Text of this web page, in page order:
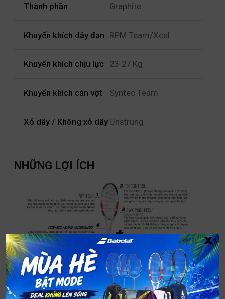
Thành phần Graphite
Khuyến khích dây đan RPM Team/Xcel
Khuyến khích chịu lực 23-27 Kg
Khuyến khích cán vợt Syntec Team
Xỏ dây / Không xỏ dây Unstrung
NHỮNG LỢI ÍCH
x